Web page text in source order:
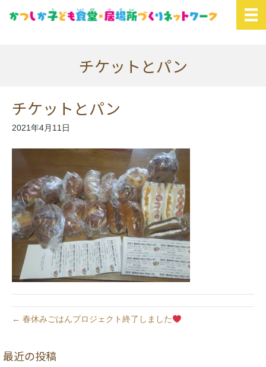
チケットとパン
チケットとパン
2021年4月11日
← 春休みごはんプロジェクト終了しました
最近の投稿